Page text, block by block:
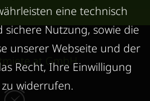
GmbH
eine technisch
Nutzung, sowie die
unserer Webseite und der
Recht, Ihre Einwilligung
widerrufen.